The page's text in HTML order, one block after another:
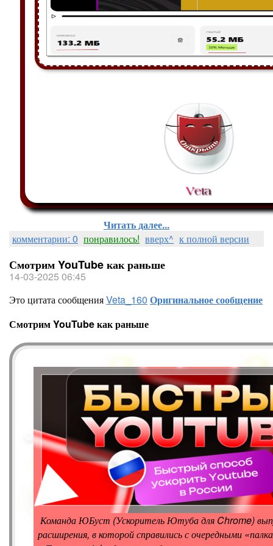
Читать далее...
комментарии: 0 понравилось! вверх^ к полной версии
Смотрим YouTube как раньше
14-03-2025 06:45
Это цитата сообщенияVeta_160 Оригинальное сообщение
Смотрим YouTube как раньше
Команда ЮБуст (Ускоритель Ютуба для Chrome)
расширения, в которой справились с очередными